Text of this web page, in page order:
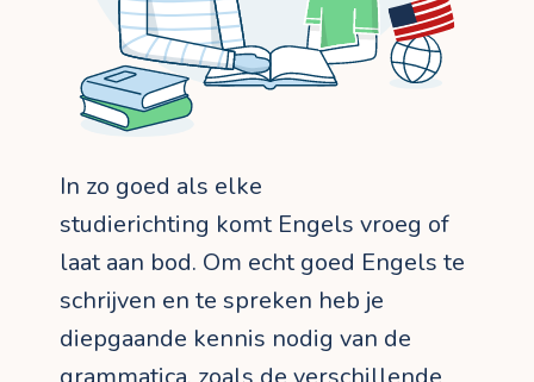
In zo goed als elke
studierichting komt Engels vroeg of
laat aan bod. Om echt goed Engels te
schrijven en te spreken heb je
diepgaande kennis nodig van de